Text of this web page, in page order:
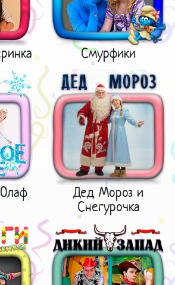
Смурфики
Дед Мороз и
Снегурочка